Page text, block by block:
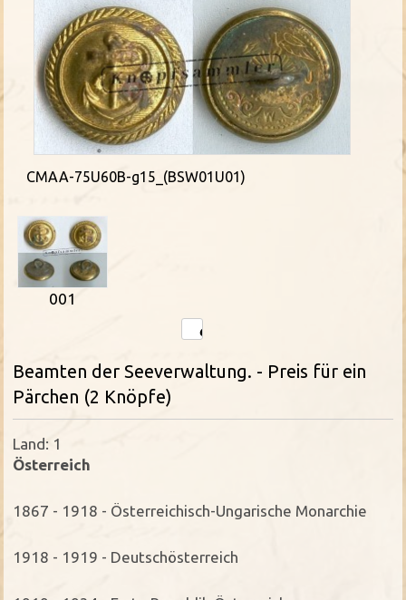
CMAA-75U60B-g15_(BSW01U01)
001
Beamten der Seeverwaltung. - Preis für ein
Pärchen (2 Knöpfe)
Land: 1
Österreich
1867 - 1918 - Österreichisch-Ungarische Monarchie
1918 - 1919 - Deutschösterreich